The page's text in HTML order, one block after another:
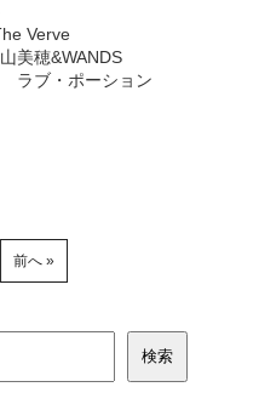
Verve
美穂&WANDS
ラブ・ポーション
前へ »